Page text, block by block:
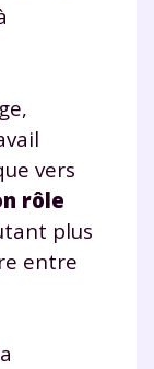
vers
rôle
plus
entre
e-mail. En
que vos
SEJER, sous
donner
Pour en
et
notre